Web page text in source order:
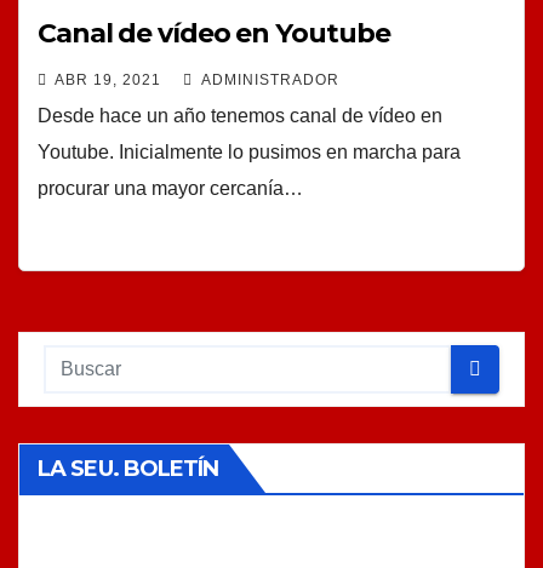
Canal de vídeo en Youtube
ABR 19, 2021 ADMINISTRADOR
Desde hace un año tenemos canal de vídeo en
Youtube. Inicialmente lo pusimos en marcha para
procurar una mayor cercanía…
LA SEU. BOLETÍN